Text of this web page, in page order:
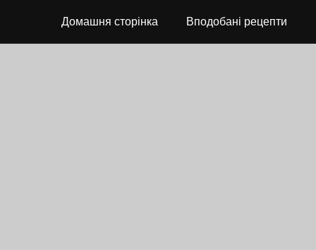
Домашня сторінка Вподобані рецепти